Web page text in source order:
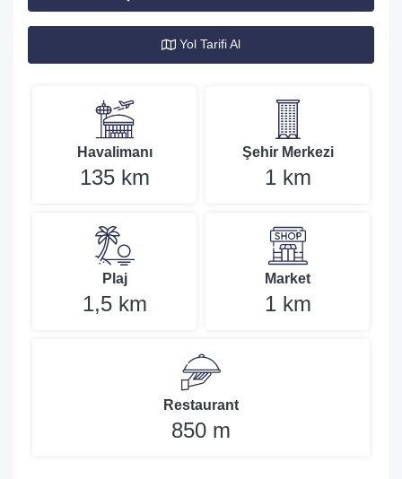
Yol Tarifi Al
Havalimanı
135 km
Şehir Merkezi
1 km
Plaj
1,5 km
Market
1 km
Restaurant
850 m